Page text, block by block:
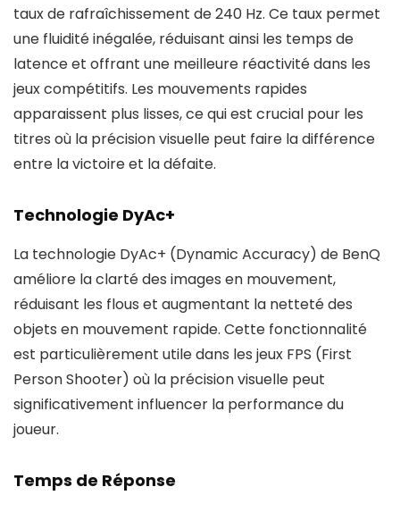
taux de rafraîchissement de 240 Hz. Ce taux permet
une fluidité inégalée, réduisant ainsi les temps de
latence et offrant une meilleure réactivité dans les
jeux compétitifs. Les mouvements rapides
apparaissent plus lisses, ce qui est crucial pour les
titres où la précision visuelle peut faire la différence
entre la victoire et la défaite.
Technologie DyAc+
La technologie DyAc+ (Dynamic Accuracy) de BenQ
améliore la clarté des images en mouvement,
réduisant les flous et augmentant la netteté des
objets en mouvement rapide. Cette fonctionnalité
est particulièrement utile dans les jeux FPS (First
Person Shooter) où la précision visuelle peut
significativement influencer la performance du
joueur.
Temps de Réponse